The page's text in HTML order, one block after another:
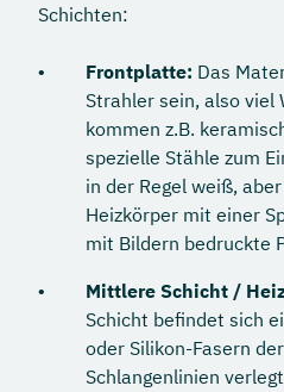
Schichten:
Frontplatte: Das
Strahler sein, also viel
kommen z.B.
spezielle Stähle zum
in der Regel weiß,
Heizkörper mit einer
mit Bildern bedruckte
Mittlere Schicht /
Schicht befindet sich
oder Silikon-Fasern
Schlangenlinien